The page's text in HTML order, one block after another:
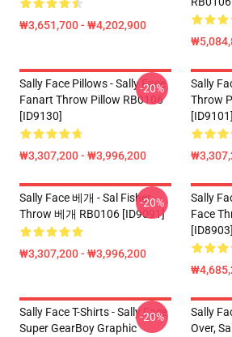
₩3,651,700 - ₩4,202,900
Sally Face Pillows - Sally Face
Fanart Throw Pillow RB0106
[ID9130]
₩3,307,200 - ₩3,996,200
-20%
Sally
Throw
[ID9101]
Sally Face 베개 - Sal Fisher
Throw 베개 RB0106 [ID9091]
₩3,307,200 - ₩3,996,200
-20%
Sally
Face
[ID8903]
Sally Face T-Shirts - Sally Face
Super GearBoy Graphic
-20%
Sally
Over,